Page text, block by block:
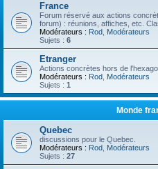
France
Forum réservé aux actions
forum) : réunions, affiches, etc.
Modérateurs : Rod Modérateurs
Sujets : 6
Etranger
Actions concrètes hors de
Modérateurs : Rod Modérateurs
Sujets : 1
Monde
Quebec
discussions pour le Quebec.
Modérateurs : Rod Modérateurs
Sujets : 27